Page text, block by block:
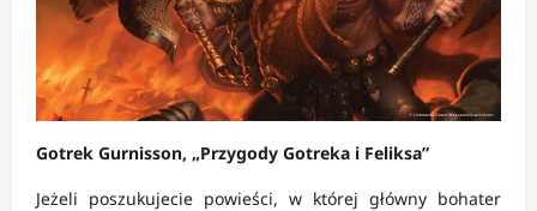
Gotrek Gurnisson, „Przygody Gotreka i Feliksa”
Jeżeli poszukujecie powieści, w której główny bohater